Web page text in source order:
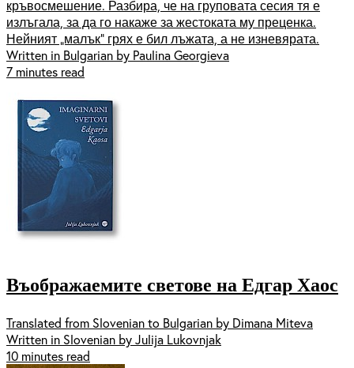
кръвосмешение. Разбира, че на груповата сесия тя е
излъгала, за да го накаже за жестоката му преценка.
Нейният „малък“ грях е бил лъжата, а не изневярата.
Written in Bulgarian by Paulina Georgieva
7 minutes read
Въображаемите светове на Едгар Хаос
Translated from Slovenian to Bulgarian by Dimana Miteva
Written in Slovenian by Julija Lukovnjak
10 minutes read